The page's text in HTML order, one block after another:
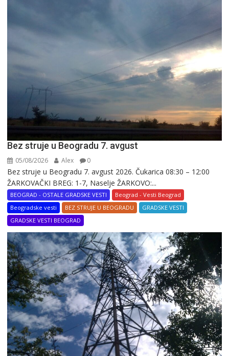
Bez struje u Beogradu 7. avgust
05/08/2026 Alex 0
Bez struje u Beogradu 7. avgust 2026. Čukarica 08:30 – 12:00
ŽARKOVAČKI BREG: 1-7, Naselje ŽARKOVO:...
BEOGRAD - OSTALE GRADSKE VESTI
Beograd - Vesti Beograd
Beogradske vesti
BEZ STRUJE U BEOGRADU
GRADSKE VESTI
GRADSKE VESTI BEOGRAD